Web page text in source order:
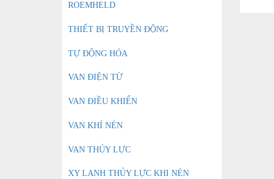
ROEMHELD
THIẾT BỊ TRUYỀN ĐỘNG
TỰ ĐỘNG HÓA
VAN ĐIỆN TỪ
VAN ĐIỀU KHIỂN
VAN KHÍ NÉN
VAN THỦY LỰC
XY LANH THỦY LỰC KHI NÉN